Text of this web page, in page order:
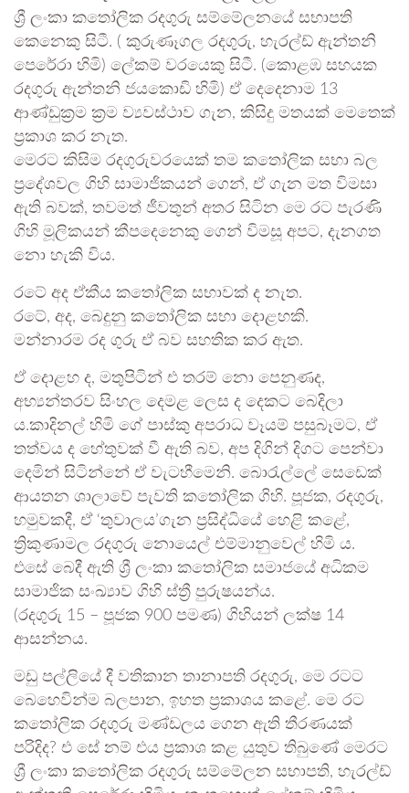
ශ්‍රී ලංකා කතෝලික රදගුරු සම්මේලනයේ සභාපති
කෙනෙකු සිටී. ( කුරුණෑගල රදගුරු, හැරල්ඩ් ඇන්තනි
පෙරේරා හිමි) ලේකම් වරයෙකු සිටී. (කොළඹ සහයක
රදගුරු ඇන්තනි ජයකොඩි හිමි) ඒ දෙදෙනාම 13
ආණ්ඩුක්‍රම ක්‍රම ව්‍යවස්ථාව ගැන, කිසිදු මතයක් මෙතෙක්
ප්‍රකාශ කර නැත.
මෙරට කිසිම රදගුරුවරයෙක් තම කතෝලික සභා බල
ප්‍රදේශවල ගිහි සාමාජිකයන් ගෙන්, ඒ ගැන මත විමසා
ඇති බවක්, තවමත් ජීවතුන් අතර සිටින මෙ රට පැරණි
ගිහි මූලිකයන් කීපදෙනෙකු ගෙන් විමසූ අපට, දැනගත
නො හැකි විය.
රටේ අද ඒකීය කතෝලික සභාවක් ද නැත.
රටේ, අද, බෙදුනු කතෝලික සභා දොළහකි.
මන්නාරම රද ගුරු ඒ බව සහතික කර ඇත.
ඒ දොළහ ද, මතුපිටින් එ තරම් නො පෙනුණද,
අභ්‍යන්තරව සිංහල දෙමළ ලෙස ද දෙකට බෙදිලා
ය.කාදිනල් හිමි ගේ පාස්කු අපරාධ වෑයම් පසුබෑමට, ඒ
තත්වය ද හේතුවක් වී ඇති බව, අප දිගින් දිගට පෙන්වා
දෙමින් සිටින්නේ ඒ වැටහීමෙනි. බොරැල්ලේ සෙඩෙක්
ආයතන ශාලාවේ පැවති කතෝලික ගිහි. පූජක, රදගුරු,
හමුවකදී, ඒ ‘තුවාලය’ගැන ප්‍රසිද්ධියේ හෙළි කළේ,
ත්‍රිකුණාමල රදගුරු නොයෙල් එම්මානුවෙල් හිමි ය.
එසේ බෙදී ඇති ශ්‍රී ලංකා කතෝලික සමාජයේ අධිකම
සාමාජික සංඛ්‍යාව ගිහි ස්ත්‍රී පුරුෂයන්ය.
(රදගුරු 15 – පූජක 900 පමණ) ගිහියන් ලක්ෂ 14
ආසන්නය.
මඩු පල්ලියේ දී වතිකාන තානාපති රදගුරු, මෙ රටට
බෙහෙවින්ම බලපාන, ඉහත ප්‍රකාශය කළේ. මෙ රට
කතෝලික රදගුරු මණ්ඩලය ගෙන ඇති තීරණයක්
පරිදිද? එ සේ නම් එය ප්‍රකාශ කළ යුතුව තිබුණේ මෙරට
ශ්‍රී ලංකා කතෝලික රදගුරු සම්මේලන සභාපති, හැරල්ඩ්